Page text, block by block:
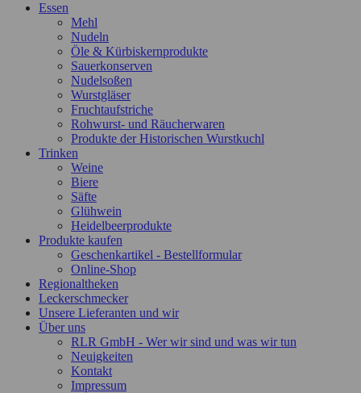
Essen
Mehl
Nudeln
Öle & Kürbiskernprodukte
Sauerkonserven
Nudelsoßen
Wurstgläser
Fruchtaufstriche
Rohwurst- und Räucherwaren
Produkte der Historischen Wurstkuchl
Trinken
Weine
Biere
Säfte
Glühwein
Heidelbeerprodukte
Produkte kaufen
Geschenkartikel - Bestellformular
Online-Shop
Regionaltheken
Leckerschmecker
Unsere Lieferanten und wir
Über uns
RLR GmbH - Wer wir sind und was wir tun
Neuigkeiten
Kontakt
Impressum